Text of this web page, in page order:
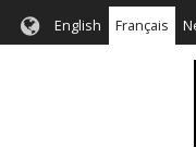
English Français